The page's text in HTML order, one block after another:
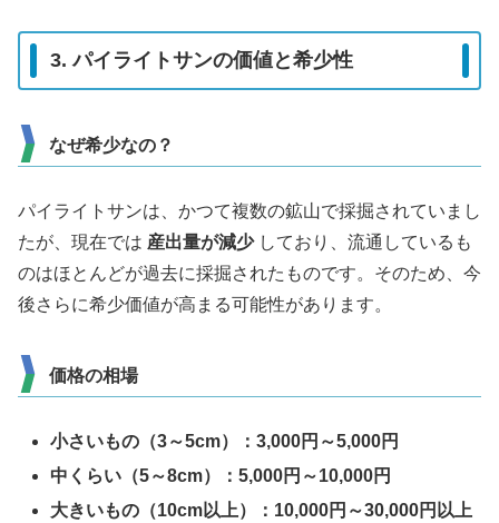
3. パイライトサンの価値と希少性
なぜ希少なの？
パイライトサンは、かつて複数の鉱山で採掘されていまし
たが、現在では 産出量が減少しており、流通しているも
のはほとんどが過去に採掘されたものです。そのため、今
後さらに希少価値が高まる可能性があります。
価格の相場
小さいもの（3～5cm）：3,000円～5,000円
中くらい（5～8cm）：5,000円～10,000円
大きいもの（10cm以上）：10,000円～30,000円以上